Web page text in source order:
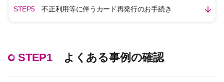
STEP5不正利用等に伴うカード再発行のお手続き
STEP1 よくある事例の確認